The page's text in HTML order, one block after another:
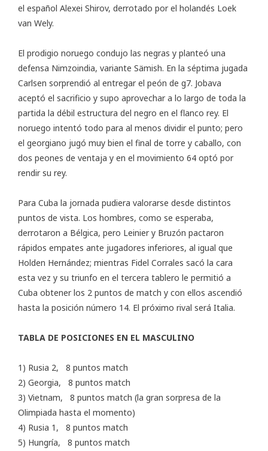
el español Alexei Shirov, derrotado por el holandés Loek
van Wely.
El prodigio noruego condujo las negras y planteó una
defensa Nimzoindia, variante Sämish. En la séptima jugada
Carlsen sorprendió al entregar el peón de g7. Jobava
aceptó el sacrificio y supo aprovechar a lo largo de toda la
partida la débil estructura del negro en el flanco rey. El
noruego intentó todo para al menos dividir el punto; pero
el georgiano jugó muy bien el final de torre y caballo, con
dos peones de ventaja y en el movimiento 64 optó por
rendir su rey.
Para Cuba la jornada pudiera valorarse desde distintos
puntos de vista. Los hombres, como se esperaba,
derrotaron a Bélgica, pero Leinier y Bruzón pactaron
rápidos empates ante jugadores inferiores, al igual que
Holden Hernández; mientras Fidel Corrales sacó la cara
esta vez y su triunfo en el tercera tablero le permitió a
Cuba obtener los 2 puntos de match y con ellos ascendió
hasta la posición número 14. El próximo rival será Italia.
TABLA DE POSICIONES EN EL MASCULINO
1) Rusia 2, 8 puntos match
2) Georgia, 8 puntos match
3) Vietnam, 8 puntos match (la gran sorpresa de la
Olimpiada hasta el momento)
4) Rusia 1, 8 puntos match
5) Hungría, 8 puntos match